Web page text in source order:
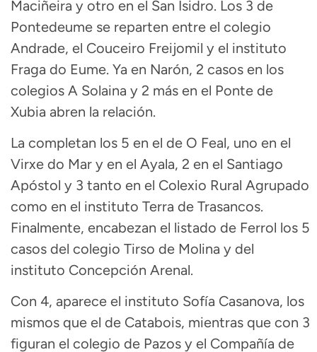
Maciñeira y otro en el San Isidro. Los 3 de
Pontedeume se reparten entre el colegio
Andrade, el Couceiro Freijomil y el instituto
Fraga do Eume. Ya en Narón, 2 casos en los
colegios A Solaina y 2 más en el Ponte de
Xubia abren la relación.
La completan los 5 en el de O Feal, uno en el
Virxe do Mar y en el Ayala, 2 en el Santiago
Apóstol y 3 tanto en el Colexio Rural Agrupado
como en el instituto Terra de Trasancos.
Finalmente, encabezan el listado de Ferrol los 5
casos del colegio Tirso de Molina y del
instituto Concepción Arenal.
Con 4, aparece el instituto Sofía Casanova, los
mismos que el de Catabois, mientras que con 3
figuran el colegio de Pazos y el Compañía de